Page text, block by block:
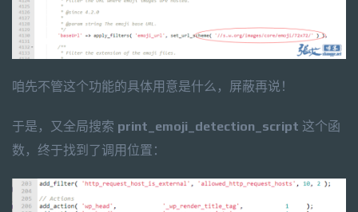
咱先不管这个功能的具体用意是什么，屏蔽再说！
于是，又全局搜索 print_emoji_detection_script 这个函
数，终于找到了调用位置：